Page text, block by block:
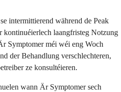
intermittierend während de Peak
kontinuéierlech laangfristeg Notzung
Symptomer méi wéi eng Woch
der Behandlung verschlechteren,
ze konsultéieren.
wann Är Symptomer sech